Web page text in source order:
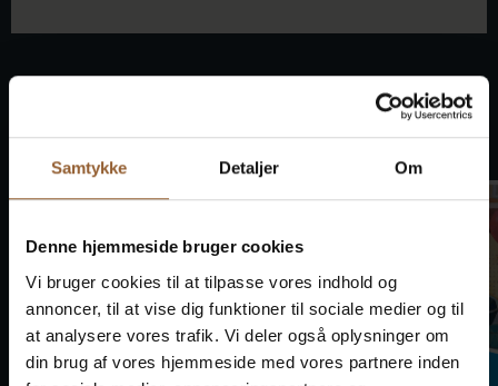
Samtykke Detaljer Om
Denne hjemmeside bruger cookies
Vi bruger cookies til at tilpasse vores indhold og
annoncer, til at vise dig funktioner til sociale medier og til
at analysere vores trafik. Vi deler også oplysninger om
din brug af vores hjemmeside med vores partnere inden
Dies geschieht auch